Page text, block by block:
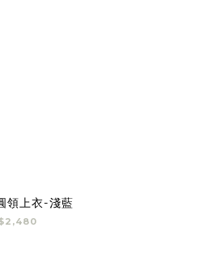
領上衣-淺藍